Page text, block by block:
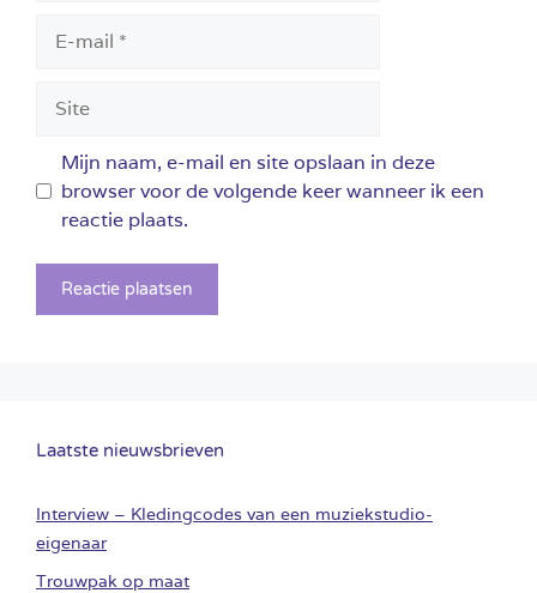
mail
Mijn naam, e-mail en site opslaan in deze
browser voor de volgende keer wanneer ik een
reactie plaats.
Laatste nieuwsbrieven
Interview – Kledingcodes van een muziekstudio-
eigenaar
Trouwpak op maat